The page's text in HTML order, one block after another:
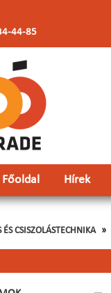
44-85
Főoldal Hírek
ÉS CSISZOLÁSTECHNIKA